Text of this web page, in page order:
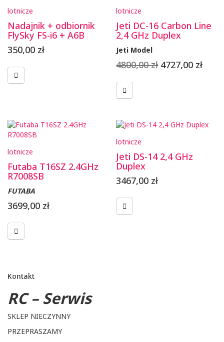
lotnicze
Nadajnik + odbiornik
FlySky FS-i6 + A6B
350,00 zł
lotnicze
Jeti DC-16 Carbon Line
2,4 GHz Duplex
Jeti Model
4800,00zł Pierwotna
4727,00 zł
lotnicze
Futaba T16SZ 2.4GHz
R7008SB
FUTABA
3699,00 zł
lotnicze
Jeti DS-14 2,4 GHz
Duplex
3467,00 zł
Kontakt
RC – Serwis
SKLEP NIECZYNNY
PRZEPRASZAMY